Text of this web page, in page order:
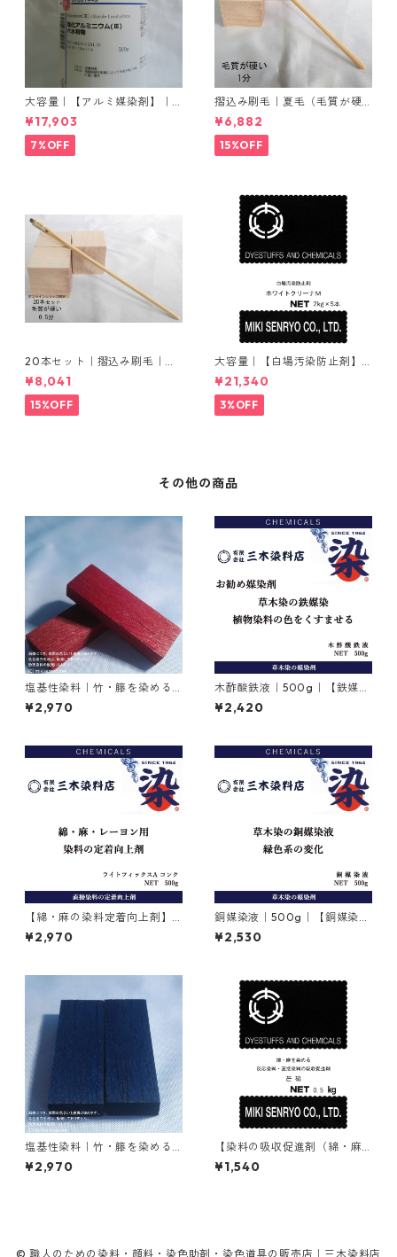
大容量｜【アルミ媒染剤】｜5
00g−5本入り｜塩化アルミニ
ウム
¥17,903
7%OFF
摺込み刷毛｜夏毛（毛質が硬
い）1分｜16本入り＊1セット
¥6,882
15%OFF
20本セット｜摺込み刷毛｜夏
毛（毛質が硬い）0.5分
¥8,041
15%OFF
大容量｜【白場汚染防止剤】
｜2kg×5本｜ホワイトクリー
ナＭ
¥21,340
3%OFF
その他の商品
塩基性染料｜竹・籐を染める
｜100g｜M.Bビスマークブロ
ンＢ（茶色）
¥2,970
木酢酸鉄液｜500g｜【鉄媒染
剤】
¥2,420
【綿・麻の染料定着向上剤】
｜500g｜ライトフィックスA
コンク
¥2,970
銅媒染液｜500g｜【銅媒染
剤】
¥2,530
塩基性染料｜竹・籐を染める
｜100g｜塩基性ブラック（黒
色系）
¥2,970
【染料の吸収促進剤（綿・麻
用）】｜500g｜無水芒硝
¥1,540
© 職人のための染料・顔料・染色助剤・染色道具の販売店｜三木染料店